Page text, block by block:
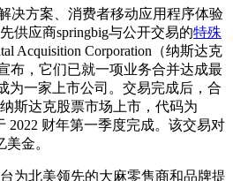
决方案、消费者移动应用程序体验
供应商springbig与公开交易的特殊
Acquisition Corporation（纳斯达克
布，它们已就一项业务合并达成最
为一家上市公司。交易完成后，合
斯达克股票市场上市，代码为
2022 财年第一季度完成。该交易对
金。
为北美领先的大麻零售商和品牌提